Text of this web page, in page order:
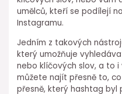
umělců, kteří se podílejí
Instagramu.
Jedním z takových
který umožňuje
nebo klíčových slov, a to
můžete najít přesně to,
přesně, který hashtag byl